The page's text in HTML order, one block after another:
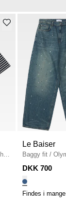
Le Baiser
Baggy fit /
Denim / DENIM
DKK 700
Findes i